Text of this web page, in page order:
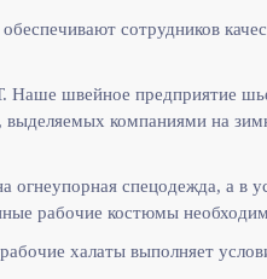
сотрудников
Наше швейное предприятие
выделяемых компаниями на
спецодежда, а в
рабочие костюмы
халаты выполняет